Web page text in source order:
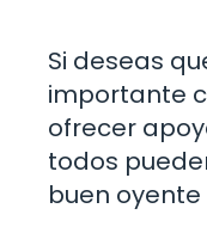
Si deseas
importante
ofrecer
todos
buen